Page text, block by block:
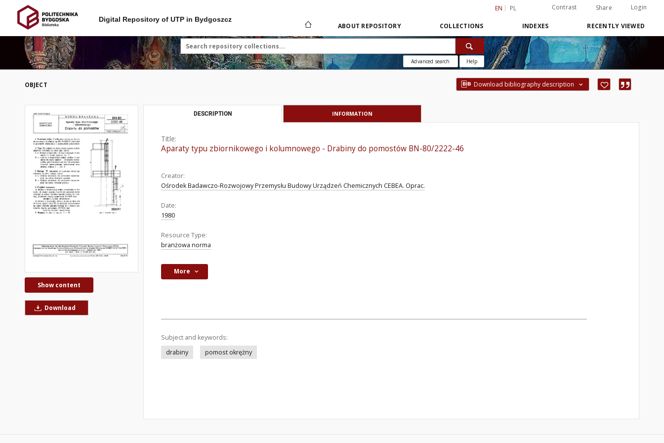
EN PL Contrast Share Login
Digital Repository of UTP in Bydgoszcz
ABOUT REPOSITORY COLLECTIONS INDEXES RECENTLY VIEWED
Advanced search Help
OBJECT Download bibliography description
Show content
Download
DESCRIPTION INFORMATION
Title:
Aparaty typu zbiornikowego i kolumnowego - Drabiny do pomostów BN-80/2222-46
Creator:
Ośrodek Badawczo-Rozwojowy Przemysłu Budowy Urządzeń Chemicznych CEBEA. Oprac.
Date:
1980
Resource Type:
branżowa norma
More
Subject and keywords:
drabiny
pomost okrężny